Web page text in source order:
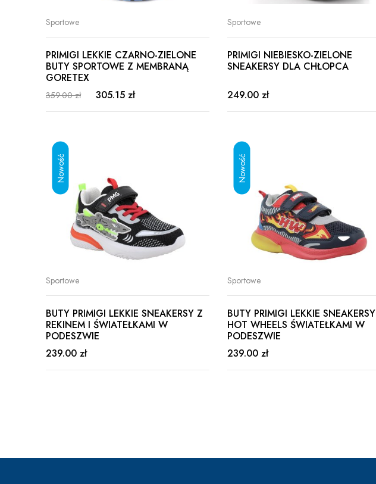
Sportowe
PRIMIGI LEKKIE CZARNO-ZIELONE
BUTY SPORTOWE Z MEMBRANĄ
GORETEX
359.00 zł 305.15 zł
Sportowe
PRIMIGI NIEBIESKO-ZIELONE
SNEAKERSY DLA CHŁOPCA
249.00 zł
Sportowe
BUTY PRIMIGI LEKKIE SNEAKERSY Z
REKINEM I ŚWIATEŁKAMI W
PODESZWIE
239.00 zł
Sportowe
BUTY PRIMIGI LEKKIE SNEAKERSY
HOT WHEELS ŚWIATEŁKAMI W
PODESZWIE
239.00 zł